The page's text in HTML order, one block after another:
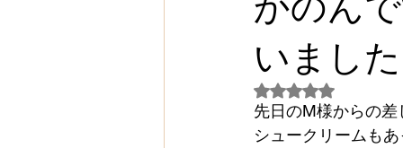
いました
5つ星のうちNaN
先日のM様からの
シュークリームも